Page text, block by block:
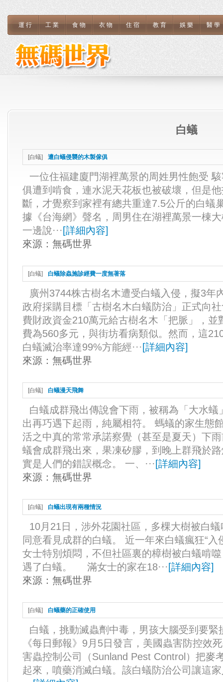
運行 工業 食物 衣物 住宿 教育 娛樂 醫學
白蟻
[白蟻] 遭白蟻侵襲的木製傢俱
一位住福建廈門湖裡萬景的周姓男性飽受
俱遭到啃食，連水泥天花板也被破壞，但是
斷，才覺察到家裡有總共重達7.5公斤的白
據《台海網》聲名，周男住在湖裡萬景一棟
一邊說··· [詳細內容]
來源： 無碼世界
[白蟻] 白蟻除蟲施診經費一度無著落
廣州3744株古樹名木遭受白蟻入侵，擬3年
政府採購目標「古樹名木白蟻防治」正式向
費財政資金210萬元給古樹名木「把脈」，
費為560多元，與街坊看病類似。然而，這
白蟻滅治率達99%方能經··· [詳細內容]
來源： 無碼世界
[白蟻] 白蟻漫天飛舞
白蟻成群飛出傳說會下雨，被稱為「大水
出再巧遇下起雨，純屬相符。 螞蟻的家生態
活之中真的常常承諾察覺（甚至是夏天）下
蟻會成群飛出來，果凍矽膠，到晚上群飛於
實是人們的錯誤概念。 一、··· [詳細內容]
來源： 無碼世界
[白蟻] 白蟻出現有兩種情況
10月21日，涉外花園社區，多棵大樹被白
同意看見成群的白蟻。 近一年來白蟻瘋狂“
女士特別煩悶，不但社區裏的樟樹被白蟻啃
遇了白蟻。 滿女士的家在18··· [詳細內容]
來源： 無碼世界
[白蟻] 白蟻藥的正確使用
白蟻，挑動滅蟲劑中毒，男孩大腦受到要
《每日郵報》9月5日發言，美國蟲害防控效
害蟲控制公司（Sunland Pest Control）把麥
起來，噴藥消滅白蟻。該白蟻防治公司讓這